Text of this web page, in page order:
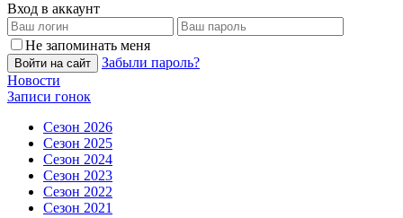
Вход в аккаунт
Не запоминать меня
Войти на сайт
Забыли пароль?
Новости
Записи гонок
Сезон 2026
Сезон 2025
Сезон 2024
Сезон 2023
Сезон 2022
Сезон 2021